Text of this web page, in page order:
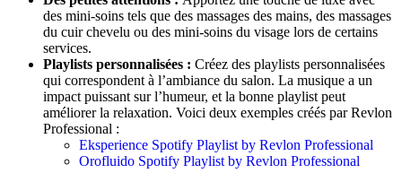
des mini-soins tels que des massages des mains, des massages
du cuir chevelu ou des mini-soins du visage lors de certains
services.
Playlists personnalisées : Créez des playlists personnalisées
qui correspondent à l’ambiance du salon. La musique a un
impact puissant sur l’humeur, et la bonne playlist peut
améliorer la relaxation. Voici deux exemples créés par Revlon
Professional :
Eksperience Spotify Playlist by Revlon Professional
Orofluido Spotify Playlist by Revlon Professional